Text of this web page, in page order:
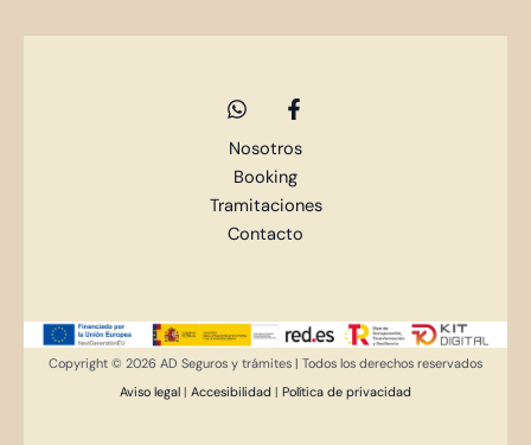
Nosotros
Booking
Tramitaciones
Contacto
Copyright © 2026 AD Seguros y trámites | Todos los derechos reservados
Aviso legal | Accesibilidad | Política de privacidad